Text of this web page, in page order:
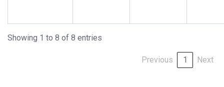
Showing 1 to 8 of 8 entries
Previous 1 Next